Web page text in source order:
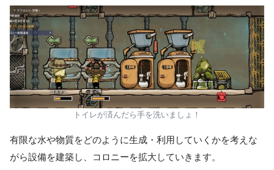
トイレが済んだら手を洗いましょ！
有限な水や物質をどのように生成・利用していくかを考えな
がら設備を建築し、コロニーを拡大していきます。